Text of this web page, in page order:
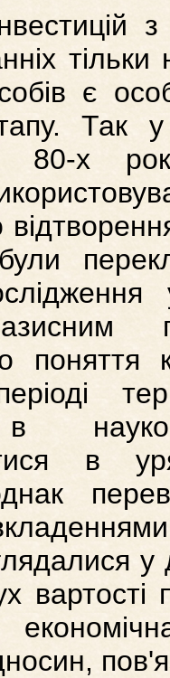
є
Так у
80-х
поняття
в
в
у
вартості